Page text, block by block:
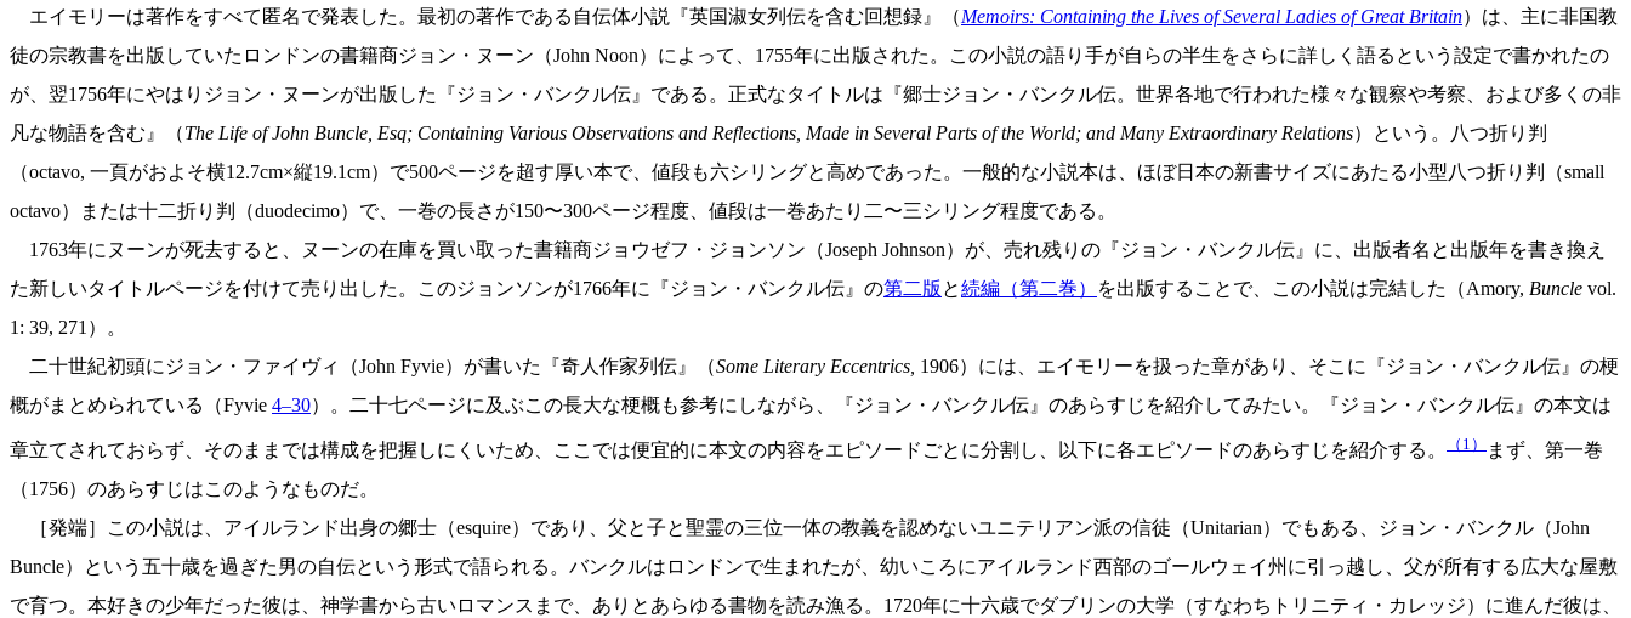
エイモリーは著作をすべて匿名で発表した。最初の著作である自伝体小説『英国淑女列伝を含む回想録』（Memoirs: Containing the Lives of Several Ladies of Great Britain）は、主に非国教
徒の宗教書を出版していたロンドンの書籍商ジョン・ヌーン（John Noon）によって、1755年に出版された。この小説の語り手が自らの半生をさらに詳しく語るという設定で書かれたの
が、翌1756年にやはりジョン・ヌーンが出版した『ジョン・バンクル伝』である。正式なタイトルは『郷士ジョン・バンクル伝。世界各地で行われた様々な観察や考察、および多くの非
凡な物語を含む』（The Life of John Buncle, Esq; Containing Various Observations and Reflections, Made in Several Parts of the World; and Many Extraordinary Relations）という。八つ折り判
（octavo, 一頁がおよそ横12.7cm×縦19.1cm）で500ページを超す厚い本で、値段も六シリングと高めであった。一般的な小説本は、ほぼ日本の新書サイズにあたる小型八つ折り判（small
octavo）または十二折り判（duodecimo）で、一巻の長さが150〜300ページ程度、値段は一巻あたり二〜三シリング程度である。
1763年にヌーンが死去すると、ヌーンの在庫を買い取った書籍商ジョウゼフ・ジョンソン（Joseph Johnson）が、売れ残りの『ジョン・バンクル伝』に、出版者名と出版年を書き換え
た新しいタイトルページを付けて売り出した。このジョンソンが1766年に『ジョン・バンクル伝』の第二版 と続編（第二巻） を出版することで、この小説は完結した（Amory, Buncle vol.
1: 39, 271）。
二十世紀初頭にジョン・ファイヴィ（John Fyvie）が書いた『奇人作家列伝』（Some Literary Eccentrics, 1906）には、エイモリーを扱った章があり、そこに『ジョン・バンクル伝』の梗
概がまとめられている（Fyvie 4–30）。二十七ページに及ぶこの長大な梗概も参考にしながら、『ジョン・バンクル伝』のあらすじを紹介してみたい。『ジョン・バンクル伝』の本文は
章立てされておらず、そのままでは構成を把握しにくいため、ここでは便宜的に本文の内容をエピソードごとに分割し、以下に各エピソードのあらすじを紹介する。 （1）
まず、第一巻
（1756）のあらすじはこのようなものだ。
［発端］この小説は、アイルランド出身の郷士（esquire）であり、父と子と聖霊の三位一体の教義を認めないユニテリアン派の信徒（Unitarian）でもある、ジョン・バンクル（John
Buncle）という五十歳を過ぎた男の自伝という形式で語られる。バンクルはロンドンで生まれたが、幼いころにアイルランド西部のゴールウェイ州に引っ越し、父が所有する広大な屋敷
で育つ。本好きの少年だった彼は、神学書から古いロマンスまで、ありとあらゆる書物を読み漁る。1720年に十六歳でダブリンの大学（すなわちトリニティ・カレッジ）に進んだ彼は、